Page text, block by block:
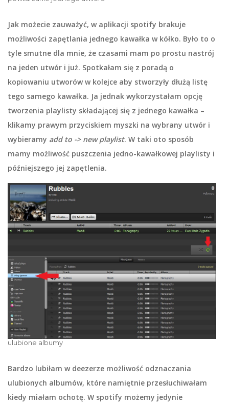
Jak możecie zauważyć, w aplikacji spotify brakuje
możliwości zapętlania jednego kawałka w kółko. Było to o
tyle smutne dla mnie, że czasami mam po prostu nastrój
na jeden utwór i już. Spotkałam się z poradą o
kopiowaniu utworów w kolejce aby stworzyły dłużą listę
tego samego kawałka. Ja jednak wykorzystałam opcję
tworzenia playlisty składającej się z jednego kawałka –
klikamy prawym przyciskiem myszki na wybrany utwór i
wybieramy add to -> new playlist. W taki oto sposób
mamy możliwość puszczenia jedno-kawałkowej playlisty i
późniejszego jej zapętlenia.
ulubione albumy
Bardzo lubiłam w deezerze możliwość odznaczania
ulubionych albumów, które namiętnie przesłuchiwałam
kiedy miałam ochotę. W spotify możemy jedynie